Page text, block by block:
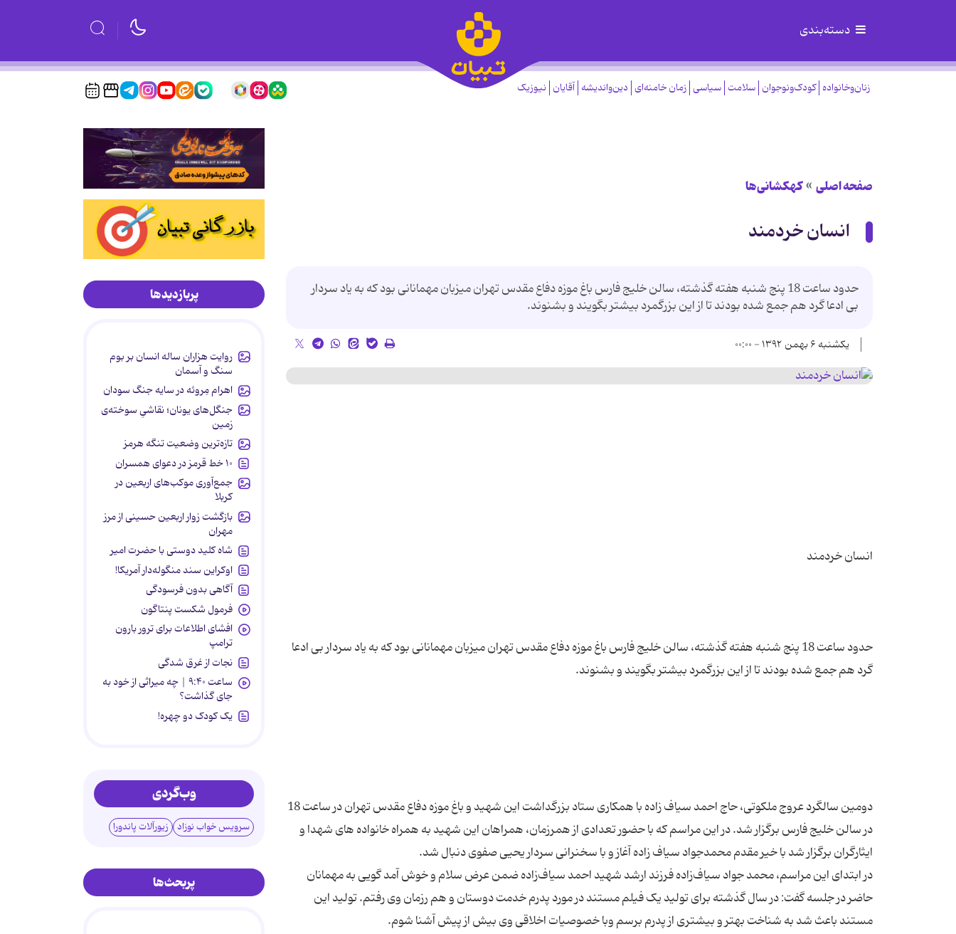
دسته‌بندی
زنان‌وخانواده کودک‌ونوجوان سلامت سیاسی زمان خامنه‌ای دین‌واندیشه آقایان نیوزیک
صفحه اصلی کهکشانی‌ها
انسان خردمند
حدود ساعت 18 پنج شنبه هفته گذشته، سالن خلیج فارس باغ موزه دفاع مقدس تهران میزبان مهمانانی بود که به یاد سردار
بی ادعا گرد هم جمع شده بودند تا از این بزرگمرد بیشتر بگویند و بشنوند.
یکشنبه ۶ بهمن ۱۳۹۲ - ۰۰:۰۰
حدود ساعت 18 پنج شنبه هفته گذشته، سالن خلیج فارس باغ موزه دفاع مقدس تهران میزبان مهمانانی بود که به یاد سردار بی ادعا
دومین سالگرد عروج ملکوتی، حاج احمد سیاف زاده با همکاری ستاد بزرگداشت این شهید و باغ موزه دفاع مقدس تهران در ساعت 18
در سالن خلیج فارس برگزار شد. در این مراسم که با حضور تعدادی از همرزمان، همراهان این شهید به همراه خانواده های شهدا و
در ابتدای این مراسم، محمد جواد سیاف‌زاده فرزند ارشد شهید احمد سیاف‌زاده ضمن عرض سلام و خوش آمد گویی به مهمانان
حاضر در جلسه گفت: در سال گذشته برای تولید یک فیلم مستند در مورد پدرم خدمت دوستان و هم رزمان وی رفتم. تولید این
پربازدیدها
روایت هزاران ساله انسان بر بوم
سنگ و آسمان
اهرام مِروئه در سایه جنگ سودان
جنگل‌های یونان؛ نقاشیِ سوخته‌ی
زمین
تازه‌ترین وضعیت تنگه هرمز
۱۰ خط قرمز در دعوای همسران
جمع‌آوری موکب‌های اربعین در
کربلا
بازگشت زوار اربعین حسینی از مرز
مهران
شاه کلید دوستی با حضرت امیر
اوکراین سند منگوله‌دار آمریکا!
آگاهی بدون فرسودگی
فرمول شکست پنتاگون
افشای اطلاعات برای ترور بارون
ترامپ
نجات از غرق شدگی
ساعت ۹:۴۰ | چه میراثی از خود به
جای گذاشت؟
یک کودک دو چهره!
وب‌گردی
سرویس خواب نوزاد زیورآلات پاندورا
پربحث‌ها